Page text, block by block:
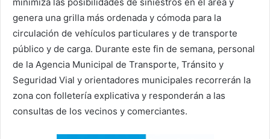
genera una grilla más ordenada y cómoda para la
circulación de vehículos particulares y de transporte
público y de carga. Durante este fin de semana, personal
de la Agencia Municipal de Transporte, Tránsito y
Seguridad Vial y orientadores municipales recorrerán la
zona con folletería explicativa y responderán a las
consultas de los vecinos y comerciantes.